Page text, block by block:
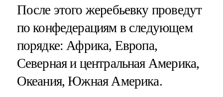
После этого жеребьевку проведут
по конфедерациям в следующем
порядке: Африка, Европа,
Северная и центральная Америка,
Океания, Южная Америка.